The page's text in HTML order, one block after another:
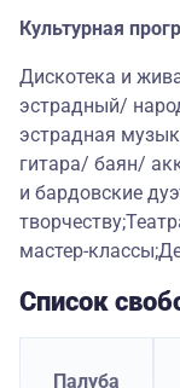
Культурная
Дискотека и
эстрадный/
эстрадная
гитара/ баян/
и бардовские
мастер-
Список
Палуба